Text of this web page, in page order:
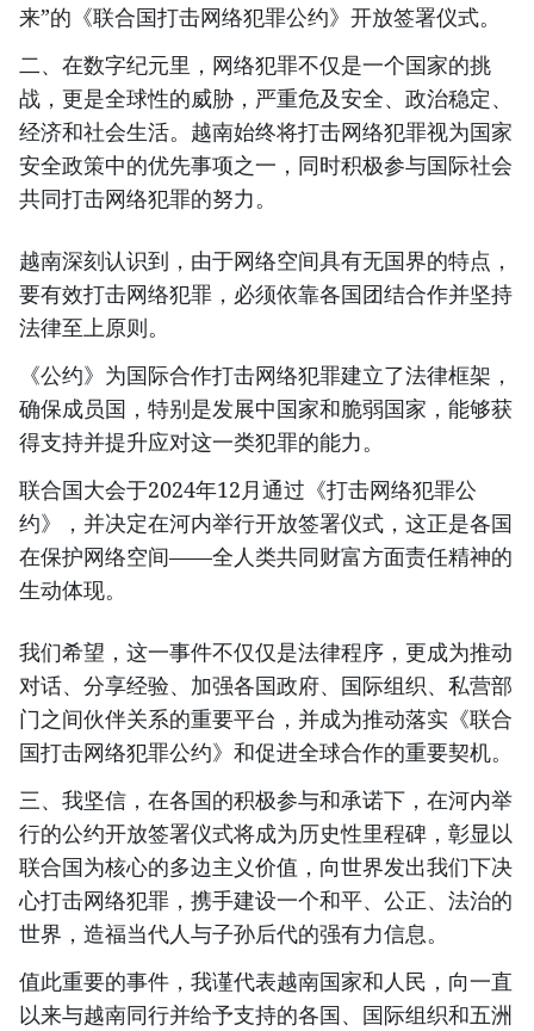
来”的《联合国打击网络犯罪公约》开放签署仪式。
二、在数字纪元里，网络犯罪不仅是一个国家的挑
战，更是全球性的威胁，严重危及安全、政治稳定、
经济和社会生活。越南始终将打击网络犯罪视为国家
安全政策中的优先事项之一，同时积极参与国际社会
共同打击网络犯罪的努力。
越南深刻认识到，由于网络空间具有无国界的特点，
要有效打击网络犯罪，必须依靠各国团结合作并坚持
法律至上原则。
《公约》为国际合作打击网络犯罪建立了法律框架，
确保成员国，特别是发展中国家和脆弱国家，能够获
得支持并提升应对这一类犯罪的能力。
联合国大会于2024年12月通过《打击网络犯罪公
约》，并决定在河内举行开放签署仪式，这正是各国
在保护网络空间——全人类共同财富方面责任精神的
生动体现。
我们希望，这一事件不仅仅是法律程序，更成为推动
对话、分享经验、加强各国政府、国际组织、私营部
门之间伙伴关系的重要平台，并成为推动落实《联合
国打击网络犯罪公约》和促进全球合作的重要契机。
三、我坚信，在各国的积极参与和承诺下，在河内举
行的公约开放签署仪式将成为历史性里程碑，彰显以
联合国为核心的多边主义价值，向世界发出我们下决
心打击网络犯罪，携手建设一个和平、公正、法治的
世界，造福当代人与子孙后代的强有力信息。
值此重要的事件，我谨代表越南国家和人民，向一直
以来与越南同行并给予支持的各国、国际组织和五洲